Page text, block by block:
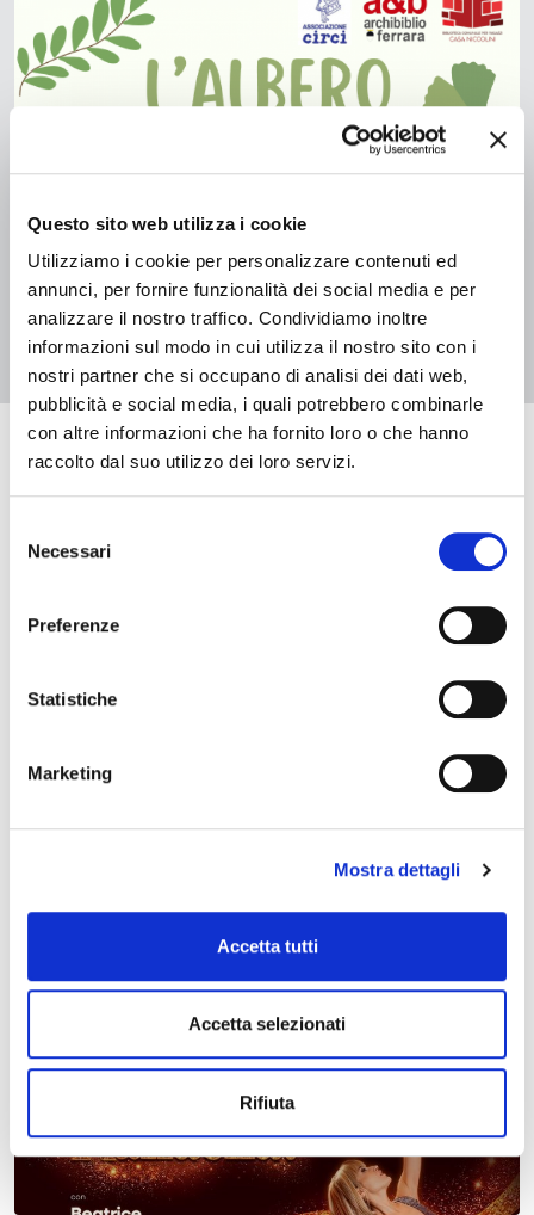
Questo sito web utilizza i cookie
Utilizziamo i cookie per personalizzare contenuti ed
annunci, per fornire funzionalità dei social media e per
analizzare il nostro traffico. Condividiamo inoltre
informazioni sul modo in cui utilizza il nostro sito con i
nostri partner che si occupano di analisi dei dati web,
pubblicità e social media, i quali potrebbero combinarle
con altre informazioni che ha fornito loro o che hanno
raccolto dal suo utilizzo dei loro servizi.
delNecessari
Preferenze
Statistiche
Marketing
Mostra dettagli
Accetta tutti
Accetta selezionati
Rifiuta
04 luglio 2026 - 29 agosto 2026, Biblioteca Casa Niccolini
L’Albero delle storie 2026 – Biblioteca Casa Niccolini
1 2
Eventi in arrivo
Data e ora di fine
Claudio Abbado
Stagione di Prosa – Riccardo III – Teatro Comunale